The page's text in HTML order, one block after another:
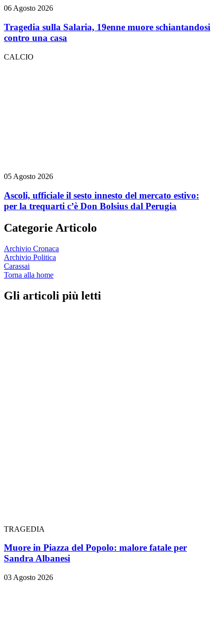
06 Agosto 2026
Tragedia sulla Salaria, 19enne muore schiantandosi
contro una casa
CALCIO
05 Agosto 2026
Ascoli, ufficiale il sesto innesto del mercato estivo:
per la trequarti c’è Don Bolsius dal Perugia
Categorie Articolo
Archivio Cronaca
Archivio Politica
Carassai
Torna alla home
Gli articoli più letti
TRAGEDIA
Muore in Piazza del Popolo: malore fatale per
Sandra Albanesi
03 Agosto 2026